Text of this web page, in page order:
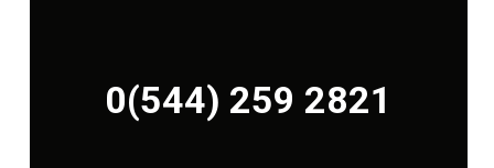
0(544) 259 2821